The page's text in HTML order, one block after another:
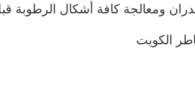
ومعالجة كافة أشكال الرطوبة
الكويت